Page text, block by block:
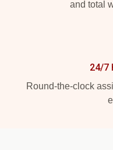
and total
24/7
Round-the-clock